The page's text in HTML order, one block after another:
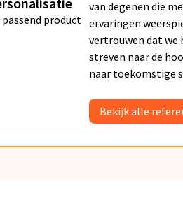
product
van degenen die
ervaringen
vertrouwen dat we
streven naar de
naar toekomstige
Bekijk alle